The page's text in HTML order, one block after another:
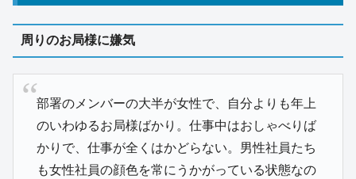
周りのお局様に嫌気
部署のメンバーの大半が女性で、自分よりも年上
のいわゆるお局様ばかり。仕事中はおしゃべりば
かりで、仕事が全くはかどらない。男性社員たち
も女性社員の顔色を常にうかがっている状態なの